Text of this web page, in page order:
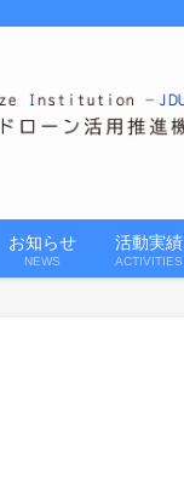
お知らせ
NEWS
活動実績
ACTIVITIES